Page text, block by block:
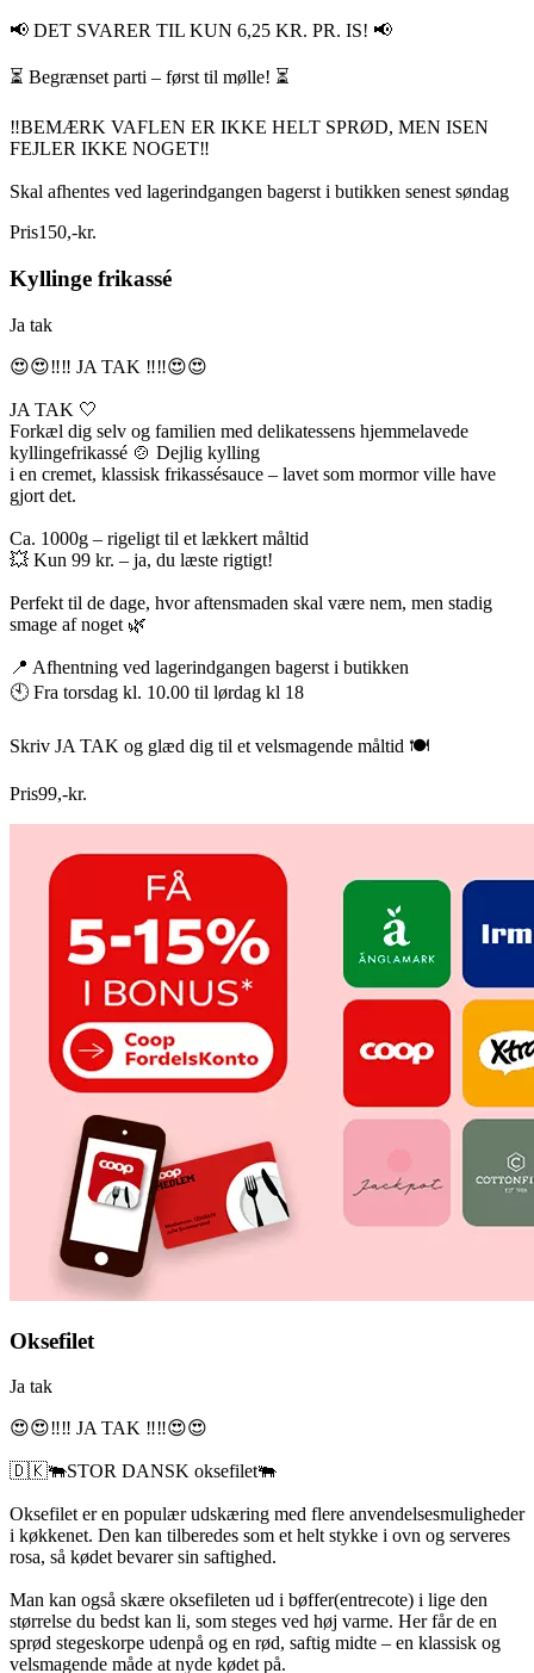
📢 DET SVARER TIL KUN 6,25 KR. PR. IS! 📢
⏳ Begrænset parti – først til mølle! ⏳
‼️BEMÆRK VAFLEN ER IKKE HELT SPRØD, MEN ISEN
FEJLER IKKE NOGET‼️
Skal afhentes ved lagerindgangen bagerst i butikken senest søndag
Pris150,-kr.
Kyllinge frikassé
Ja tak
😍😍‼️‼️ JA TAK ‼️‼️😍😍
JA TAK 🤍
Forkæl dig selv og familien med delikatessens hjemmelavede
kyllingefrikassé 🍲 Dejlig kylling
i en cremet, klassisk frikassésauce – lavet som mormor ville have
gjort det.
Ca. 1000g – rigeligt til et lækkert måltid
💥 Kun 99 kr. – ja, du læste rigtigt!
Perfekt til de dage, hvor aftensmaden skal være nem, men stadig
smage af noget 🌿
📍 Afhentning ved lagerindgangen bagerst i butikken
🕙 Fra torsdag kl. 10.00 til lørdag kl 18
Skriv JA TAK og glæd dig til et velsmagende måltid 🍽️
Pris99,-kr.
Oksefilet
Ja tak
😍😍‼️‼️ JA TAK ‼️‼️😍😍
🇩🇰🐃STOR DANSK oksefilet🐃
Oksefilet er en populær udskæring med flere anvendelsesmuligheder
i køkkenet. Den kan tilberedes som et helt stykke i ovn og serveres
rosa, så kødet bevarer sin saftighed.
Man kan også skære oksefileten ud i bøffer(entrecote) i lige den
størrelse du bedst kan li, som steges ved høj varme. Her får de en
sprød stegeskorpe udenpå og en rød, saftig midte – en klassisk og
velsmagende måde at nyde kødet på.